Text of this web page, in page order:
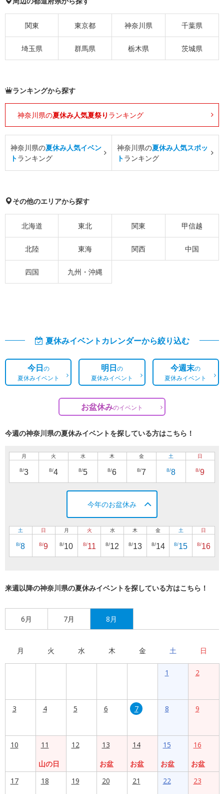
関東 東京都 神奈川県 千葉県
埼玉県 群馬県 栃木県 茨城県
ランキングから探す
神奈川県の夏休み人気夏祭り ランキング
神奈川県の夏休み人気イベン
トランキング
神奈川県の夏休み人気スポッ
トランキング
その他のエリアから探す
北海道 東北 関東 甲信越
北陸 東海 関西 中国
四国 九州・沖縄
夏休みイベントカレンダーから絞り込む
今日の
夏休みイベント
明日の
夏休みイベント
今週末の
夏休みイベント
お盆休みのイベント
今週の神奈川県の夏休みイベントを探している方はこちら！
月
8/3
火
8/4
水
8/5
木
8/6
金
8/7
土
8/8
日
8/9
今年のお盆休み
土
8/8
日
8/9
月
8/10
火
8/11
水
8/12
木
8/13
金
8/14
土
8/15
日
8/16
来週以降の神奈川県の夏休みイベントを探している方はこちら！
6月 7月 8月
月 火 水 木 金 土 日
1 2
3 4 5 6 7 8 9
10
11
山の日
12
13
お盆
14
お盆
15
お盆
16
お盆
17
18 19 20 21 22 23